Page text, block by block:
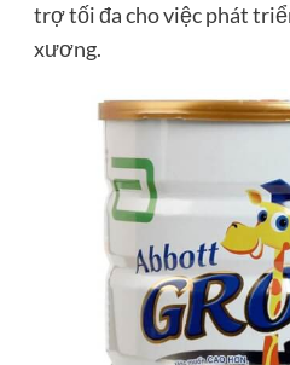
trợ tối đa cho việc phát
xương.